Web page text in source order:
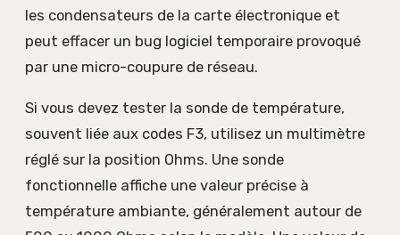
les condensateurs de la carte électronique et
peut effacer un bug logiciel temporaire provoqué
par une micro-coupure de réseau.
Si vous devez tester la sonde de température,
souvent liée aux codes F3, utilisez un multimètre
réglé sur la position Ohms. Une sonde
fonctionnelle affiche une valeur précise à
température ambiante, généralement autour de